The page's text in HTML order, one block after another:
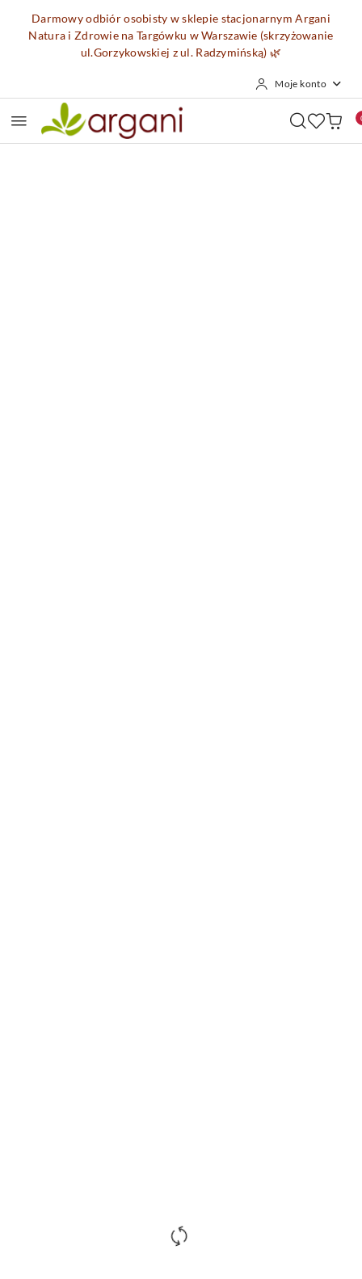
Przejdź do treści głównej
Przejdź do wyszukiwarki
Przejdź do moje konto
Przejdź do menu głównego
Przejdź do opisu produktu
Przejdź do stopki
Darmowy odbiór osobisty w sklepie stacjonarnym Argani
Natura i Zdrowie na Targówku w Warszawie (skrzyżowanie
ul.Gorzykowskiej z ul. Radzymińską) 🌿
Moje konto